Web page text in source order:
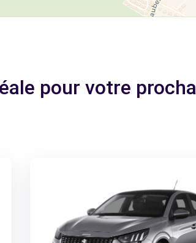
pour votre